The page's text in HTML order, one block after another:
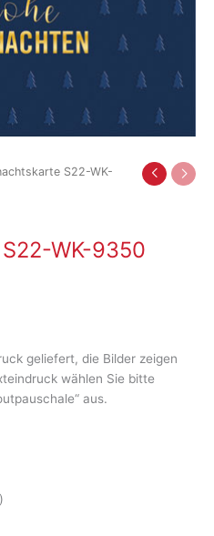
S22-WK-
WK-9350
geliefert, die Bilder zeigen
wählen Sie bitte
aus.